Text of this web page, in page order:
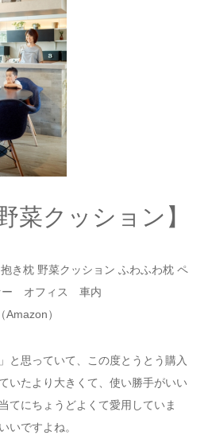
菜クッション】
き枕 野菜クッション ふわふわ枕 ペ
ー オフィス 車内
Amazon）
と思っていて、この度とうとう購入
いたより大きくて、使い勝手がいい
てにちょうどよくて愛用していま
いですよね。